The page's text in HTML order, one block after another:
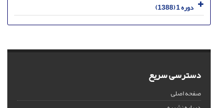
دوره 1 (1388)
دسترسی سریع
صفحه اصلی